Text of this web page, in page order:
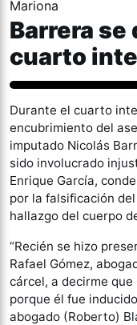
Barrera
cuarto
Durante el cuarto
encubrimiento del
imputado Nicolás
sido involucrado
Enrique García,
por la falsificación
hallazgo del cuerpo
“Recién se hizo
Rafael Gómez,
cárcel, a decirme
porque él fue
abogado (Roberto)